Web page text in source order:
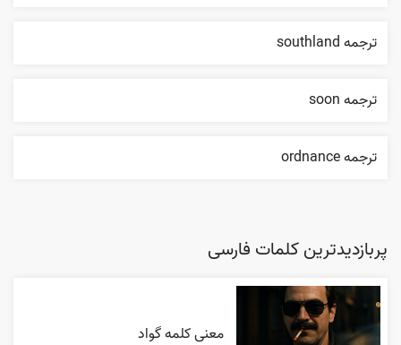
ترجمه southland
ترجمه soon
ترجمه ordnance
پربازدیدترین کلمات فارسی
معنی کلمه گواد